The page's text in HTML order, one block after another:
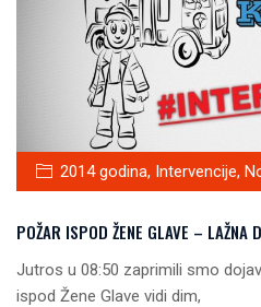
2014 godina, Intervencije,
POŽAR ISPOD ŽENE GLAVE –
Jutros u 08:50 zaprimili smo
ispod Žene Glave vidi dim,